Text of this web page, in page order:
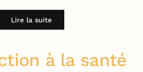
Lire la suite
à la santé